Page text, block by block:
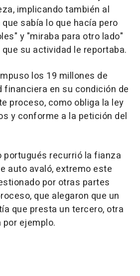
implicando también al
sabía lo que hacía pero
y "miraba para otro lado"
su actividad le reportaba.
los 19 millones de
financiera en su condición de
proceso, como obliga la ley
y conforme a la petición del
portugués recurrió la fianza
auto avaló, extremo este
por otras partes
que alegaron que un
que presta un tercero, otra
ejemplo.